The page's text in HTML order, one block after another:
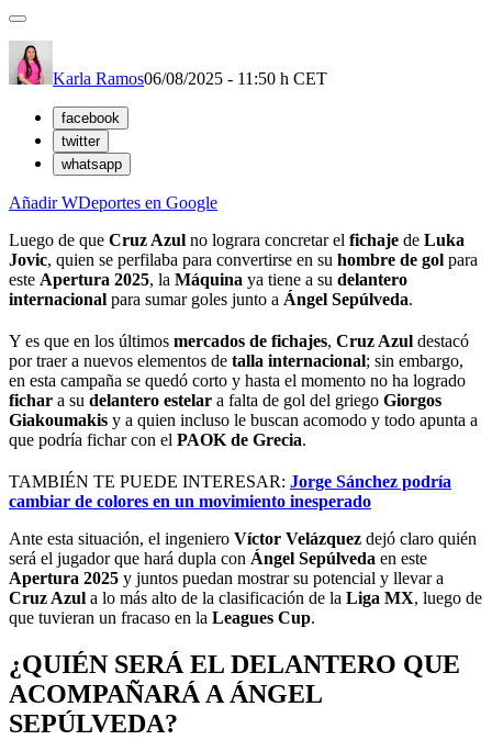
Karla Ramos06/08/2025 - 11:50 h CET
facebook
twitter
whatsapp
Añadir WDeportes en Google
Luego de que Cruz Azul no lograra concretar el fichaje de Luka
Jovic, quien se perfilaba para convertirse en su hombre de gol para
este Apertura 2025, la Máquina ya tiene a su delantero
internacional para sumar goles junto a Ángel Sepúlveda.
Y es que en los últimos mercados de fichajes, Cruz Azul destacó
por traer a nuevos elementos de talla internacional; sin embargo,
en esta campaña se quedó corto y hasta el momento no ha logrado
fichar a su delantero estelar a falta de gol del griego Giorgos
Giakoumakis y a quien incluso le buscan acomodo y todo apunta a
que podría fichar con el PAOK de Grecia.
TAMBIÉN TE PUEDE INTERESAR: Jorge Sánchez podría
cambiar de colores en un movimiento inesperado
Ante esta situación, el ingeniero Víctor Velázquez dejó claro quién
será el jugador que hará dupla con Ángel Sepúlveda en este
Apertura 2025 y juntos puedan mostrar su potencial y llevar a
Cruz Azul a lo más alto de la clasificación de la Liga MX, luego de
que tuvieran un fracaso en la Leagues Cup.
¿QUIÉN SERÁ EL DELANTERO QUE
ACOMPAÑARÁ A ÁNGEL
SEPÚLVEDA?